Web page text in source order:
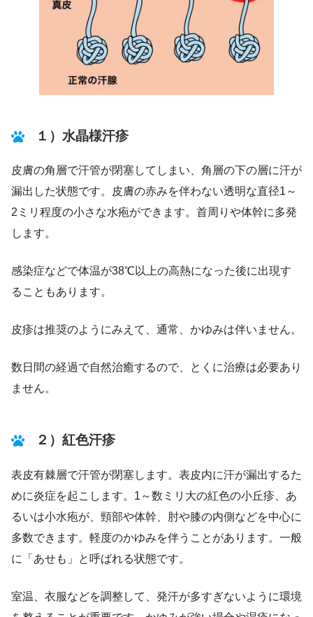
１）水晶様汗疹
皮膚の角層で汗管が閉塞してしまい、角層の下の層に汗が
漏出した状態です。皮膚の赤みを伴わない透明な直径1～
2ミリ程度の小さな水疱ができます。首周りや体幹に多発
します。
感染症などで体温が38℃以上の高熱になった後に出現す
ることもあります。
皮疹は推奨のようにみえて、通常、かゆみは伴いません。
数日間の経過で自然治癒するので、とくに治療は必要あり
ません。
２）紅色汗疹
表皮有棘層で汗管が閉塞します。表皮内に汗が漏出するた
めに炎症を起こします。1～数ミリ大の紅色の小丘疹、あ
るいは小水疱が、頸部や体幹、肘や膝の内側などを中心に
多数できます。軽度のかゆみを伴うことがあります。一般
に「あせも」と呼ばれる状態です。
室温、衣服などを調整して、発汗が多すぎないように環境